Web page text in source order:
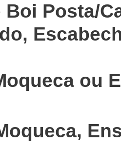
Boi Posta/
ou